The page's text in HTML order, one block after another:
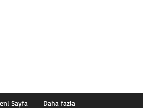
Sayfa Daha fazla